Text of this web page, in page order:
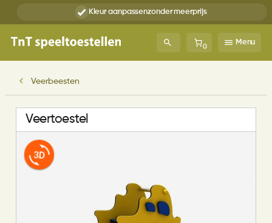
Kleur aanpassenzonder meerprijs
0
Menu
Veerbeesten
Veertoestel